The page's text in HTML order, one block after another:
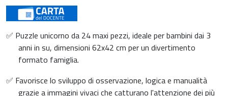
✅ Puzzle unicorno da 24 maxi pezzi, ideale per bambini dai 3
anni in su, dimensioni 62x42 cm per un divertimento
formato famiglia.
✅ Favorisce lo sviluppo di osservazione, logica e manualità
grazie a immagini vivaci che catturano l'attenzione dei più